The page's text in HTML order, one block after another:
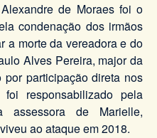
de Moraes foi o
condenação dos irmãos
a morte da vereadora e do
Alves Pereira, major da
participação direta nos
responsabilizado pela
assessora de Marielle,
ao ataque em 2018.